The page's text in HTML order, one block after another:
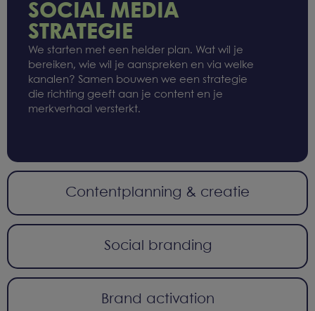
Contentplanning & creatie​
Social branding​
Brand activation
SOCIAL MEDIA
STRATEGIE​
We starten met een helder plan. Wat wil je
bereiken, wie wil je aanspreken en via welke
kanalen? Samen bouwen we een strategie
die richting geeft aan je content en je
merkverhaal versterkt.